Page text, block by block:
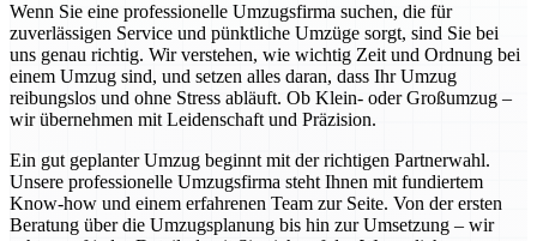
Wenn Sie eine professionelle Umzugsfirma suchen, die für
zuverlässigen Service und pünktliche Umzüge sorgt, sind Sie bei
uns genau richtig. Wir verstehen, wie wichtig Zeit und Ordnung bei
einem Umzug sind, und setzen alles daran, dass Ihr Umzug
reibungslos und ohne Stress abläuft. Ob Klein- oder Großumzug –
wir übernehmen mit Leidenschaft und Präzision.
Ein gut geplanter Umzug beginnt mit der richtigen Partnerwahl.
Unsere professionelle Umzugsfirma steht Ihnen mit fundiertem
Know-how und einem erfahrenen Team zur Seite. Von der ersten
Beratung über die Umzugsplanung bis hin zur Umsetzung – wir